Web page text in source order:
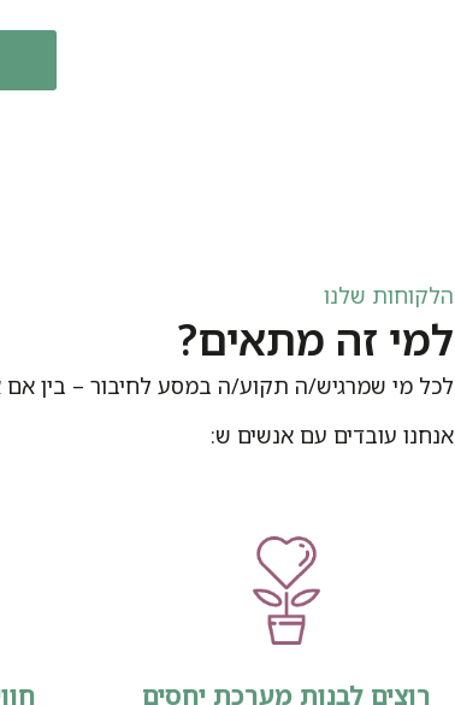
הלקוחות שלנו
למי זה מתאים?
לכל מי שמרגיש/ה תקוע/ה במסע לחיבור – בין
אנחנו עובדים עם אנשים ש:
רוצים לבנות מערכת יחסים